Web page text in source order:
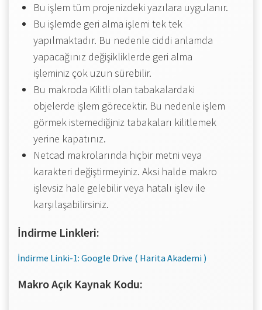
Bu işlem tüm projenizdeki yazılara uygulanır.
Bu işlemde geri alma işlemi tek tek
yapılmaktadır. Bu nedenle ciddi anlamda
yapacağınız değişikliklerde geri alma
işleminiz çok uzun sürebilir.
Bu makroda Kilitli olan tabakalardaki
objelerde işlem görecektir. Bu nedenle işlem
görmek istemediğiniz tabakaları kilitlemek
yerine kapatınız.
Netcad makrolarında hiçbir metni veya
karakteri değiştirmeyiniz. Aksi halde makro
işlevsiz hale gelebilir veya hatalı işlev ile
karşılaşabilirsiniz.
İndirme Linkleri:
İndirme Linki-1: Google Drive ( Harita Akademi )
Makro Açık Kaynak Kodu: